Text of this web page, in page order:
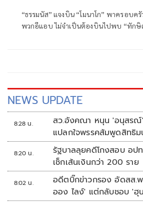
“ธรรมนัส” แจงบิน “โมนาโก” พาครอบค
พวกอีแอบ ไม่จำเป็นต้องบินไปพบ “ทักษิ
NEWS UPDATE
8:28 น.
สว.อังคณา หนุน 'อนุสรณ์
แปลกใจพรรคส้มพูดสิทธิ
8:20 น.
รัฐบาลลุยคดีโกงสอบ อป
เช็กเส้นเงินกว่า 200 ราย
8:02 น.
อดีตบิ๊กข่าวกรอง อัดสส.
ออง ไลง์' แต่กลับชอบ 'ฮุ